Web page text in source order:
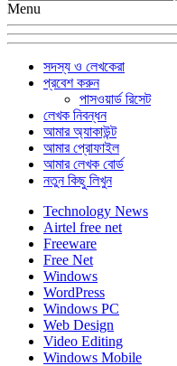
Menu
সদস্য ও লেখকেরা
প্রবেশ করুন
পাসওয়ার্ড রিসেট
লেখক নিবন্ধন
আমার অ্যাকাউন্ট
আমার প্রোফাইল
আমার লেখক বোর্ড
নতুন কিছু লিখুন
Technology News
Airtel free net
Freeware
Free Net
Windows
WordPress
Windows PC
Web Design
Video Editing
Windows Mobile